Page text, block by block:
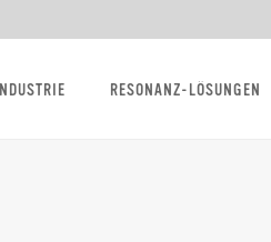
INDUSTRIE RESONANZ-LÖSUNGEN